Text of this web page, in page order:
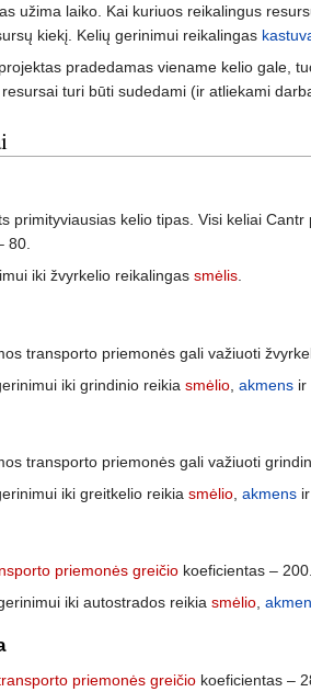
užima laiko. Kai kuriuos reikalingus
kiekį. Kelių gerinimui reikalingas
pradedamas viename kelio gale,
turi būti sudedami (ir atliekami
primityviausias kelio tipas. Visi keliai
80.
iki žvyrkelio reikalingas smėlis.
transporto priemonės gali važiuoti
iki grindinio reikia smėlio akmens ir
transporto priemonės gali važiuoti
iki greitkelio reikia smėlio akmens ir
priemonės greičio koeficientas – 200.
iki autostrados reikia smėlio,
priemonės greičio koeficientas –